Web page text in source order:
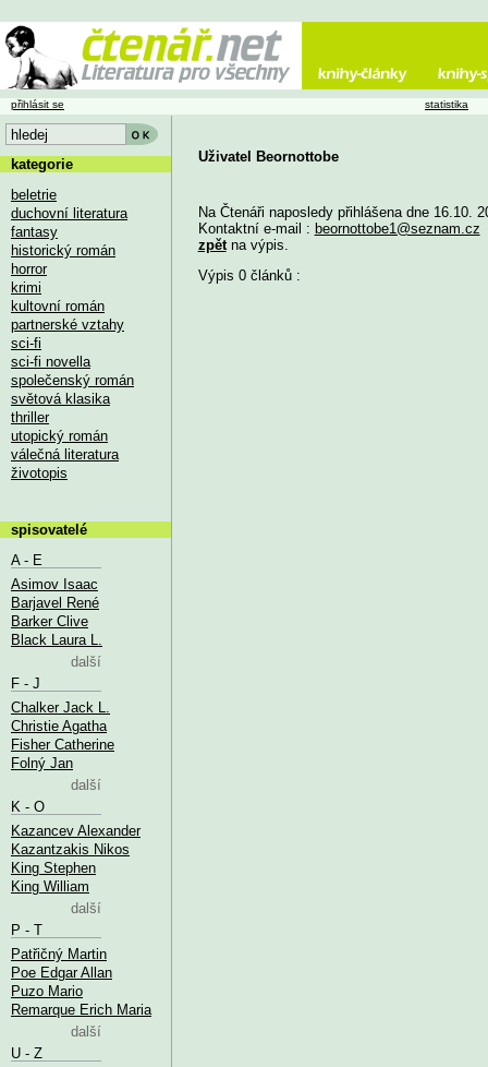
Uživatel Beornottobe
Na Čtenáři naposledy přihlášena dne 16.10.
Kontaktní e-mail : beornottobe1@seznam.cz
zpětna výpis.
Výpis 0 článků :
přihlásit se statistika
kategorie
beletrie
duchovní literatura
fantasy
historický román
horror
krimi
kultovní román
partnerské vztahy
sci-fi
sci-fi novella
společenský román
světová klasika
thriller
utopický román
válečná literatura
životopis
spisovatelé
A - E
Asimov Isaac
Barjavel René
Barker Clive
Black Laura L.
další
F - J
Chalker Jack L.
Christie Agatha
Fisher Catherine
Folný Jan
další
K - O
Kazancev Alexander
Kazantzakis Nikos
King Stephen
King William
další
P - T
Patřičný Martin
Poe Edgar Allan
Puzo Mario
Remarque Erich Maria
další
U - Z